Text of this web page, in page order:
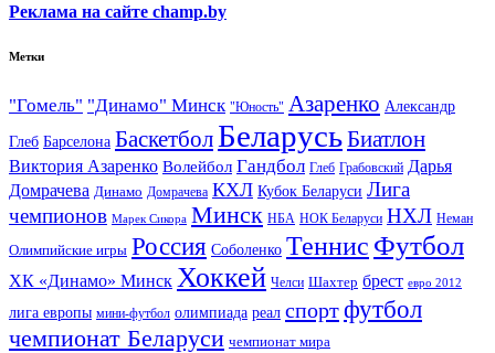
Реклама на сайте champ.by
Метки
"Гомель" "Динамо" Минск "Юность" Азаренко Александр
Глеб Барселона Баскетбол БеларусьБиатлон
Виктория Азаренко Волейбол Гандбол Глеб Грабовский Дарья
Домрачева Динамо Домрачева КХЛ Кубок Беларуси Лига
чемпионов Марек Сикора Минск НБА НОК Беларуси НХЛ Неман
Олимпийские игры Россия Соболенко Теннис Футбол
ХК «Динамо» Минск Хоккей Челси Шахтер брест евро 2012
лига европы мини-футбол олимпиада реал спортфутбол
чемпионат Беларуси чемпионат мира